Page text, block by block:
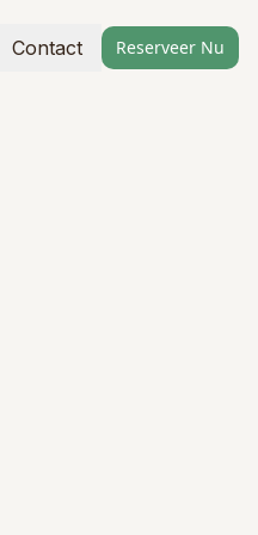
Contact Reserveer Nu